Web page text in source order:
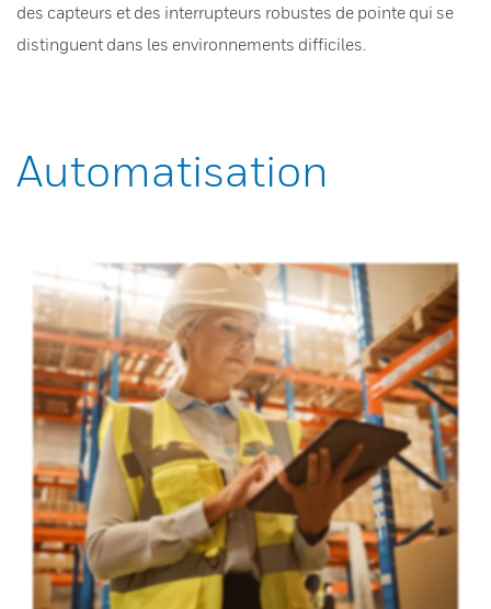
des capteurs et des interrupteurs robustes de pointe qui se
distinguent dans les environnements difficiles.
Automatisation